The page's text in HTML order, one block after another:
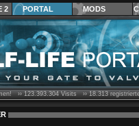
2 PORTAL MODS
››123.393.304Visits ››18.313